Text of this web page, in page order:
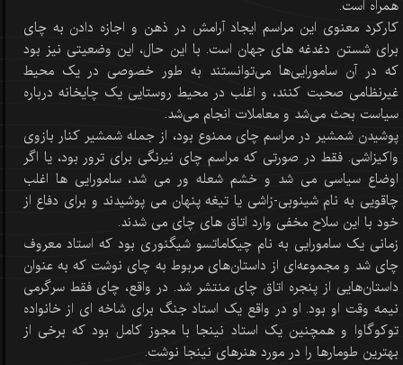
همراه است.
کارکرد معنوی این مراسم ایجاد آرامش در ذهن و اجازه دادن به چای
برای شستن دغدغه های جهان است. با این حال، این وضعیتی نیز بود
که در آن سامورایی‌ها می‌توانستند به طور خصوصی در یک محیط
غیرنظامی صحبت کنند، و اغلب در محیط روستایی یک چایخانه درباره
سیاست بحث می‌شد و معاملات انجام می‌شد.
پوشیدن شمشیر در مراسم چای ممنوع بود، از جمله شمشیر کنار بازوی
واکیزاشی. فقط در صورتی که مراسم چای نیرنگی برای ترور بود، یا اگر
اوضاع سیاسی می شد و خشم شعله ور می شد، سامورایی ها اغلب
چاقویی به نام شینوبی-زاشی یا تیغه پنهان می پوشیدند و برای دفاع از
خود با این سلاح مخفی وارد اتاق های چای می شدند.
زمانی یک سامورایی به نام چیکاماتسو شیگنوری بود که استاد معروف
چای شد و مجموعه‌ای از داستان‌های مربوط به چای نوشت که به عنوان
داستان‌هایی از پنجره اتاق چای منتشر شد. در واقع، چای فقط سرگرمی
نیمه وقت او بود. او در واقع یک استاد جنگ برای شاخه ای از خانواده
توکوگاوا و همچنین یک استاد نینجا با مجوز کامل بود که برخی از
بهترین طومارها را در مورد هنرهای نینجا نوشت.